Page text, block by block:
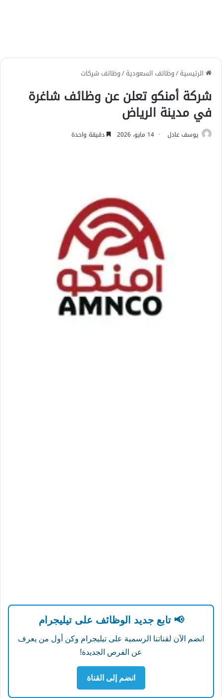
الرئيسية/وظائف السعودية/وظائف شركات
شركة أمنكو تعلن عن وظائف شاغرة
في مدينة الرياض
يوسف عادل 14 مايو، 2026 دقيقة واحدة
📢 تابع جديد الوظائف على تيليجرام
انضم الآن لقناتنا الرسمية على تيليجرام وكن أول من يعرف
عن الفرص الجديدة!
انضم إلى القناة